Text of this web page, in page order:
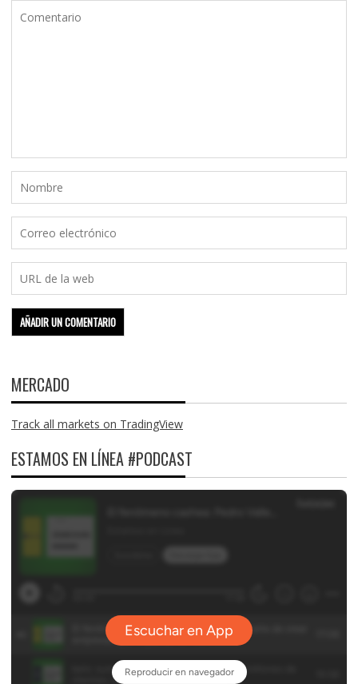
MERCADO
Track all markets on TradingView
ESTAMOS EN LÍNEA #PODCAST